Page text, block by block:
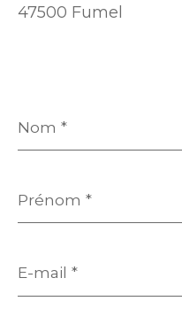
47500 Fumel
*
*
mail
*